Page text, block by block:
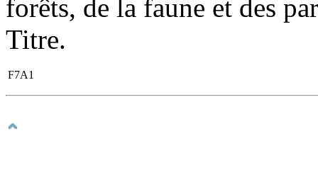
forêts, de la faune et des
Titre.
F7A1